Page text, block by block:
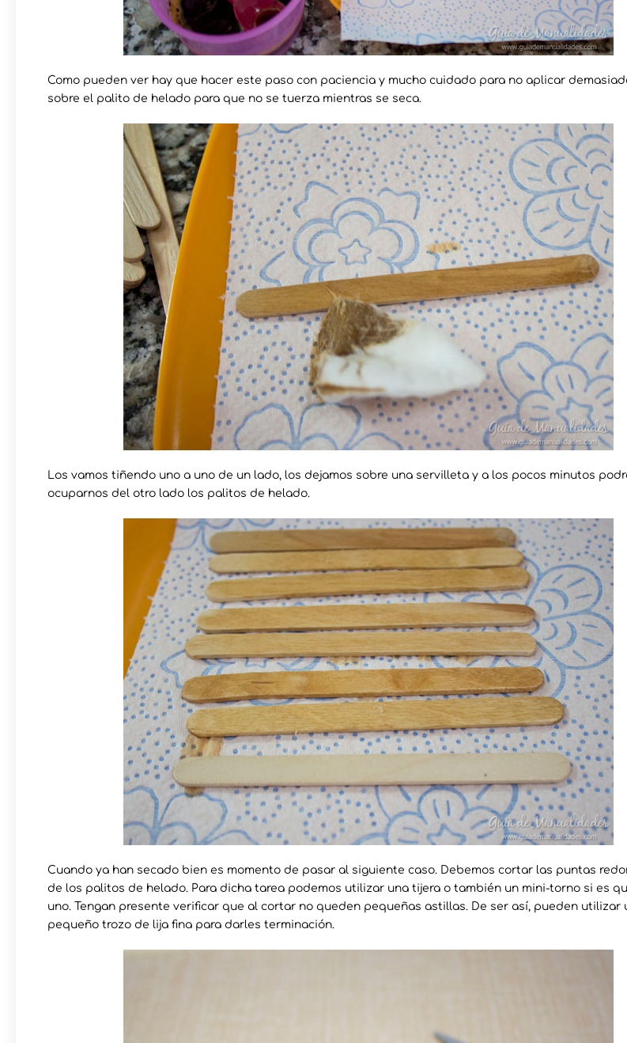
Como pueden ver hay que hacer este paso con paciencia y mucho cuidado para no aplicar
sobre el palito de helado para que no se tuerza mientras se seca.
Los vamos tiñendo uno a uno de un lado, los dejamos sobre una servilleta y a los pocos minutos
ocuparnos del otro lado los palitos de helado.
Cuando ya han secado bien es momento de pasar al siguiente caso. Debemos cortar las puntas
de los palitos de helado. Para dicha tarea podemos utilizar una tijera o también un mini-torno si es
uno. Tengan presente verificar que al cortar no queden pequeñas astillas. De ser así, pueden utilizar
pequeño trozo de lija fina para darles terminación.